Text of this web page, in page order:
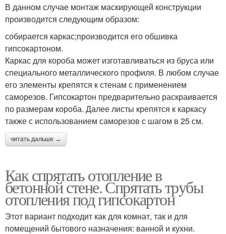
В данном случае монтаж маскирующей конструкции
производится следующим образом:
собирается каркас;производится его обшивка
гипсокартоном.
Каркас для короба может изготавливаться из бруса или
специального металлического профиля. В любом случае
его элементы крепятся к стенам с применением
саморезов. Гипсокартон предварительно раскраивается
по размерам короба. Далее листы крепятся к каркасу
также с использованием саморезов с шагом в 25 см.
читать дальше →
Как спрятать отопление в
бетонной стене. Спрятать трубы
отопления под гипсокартон
Этот вариант подходит как для комнат, так и для
помещений бытового назначения: ванной и кухни.